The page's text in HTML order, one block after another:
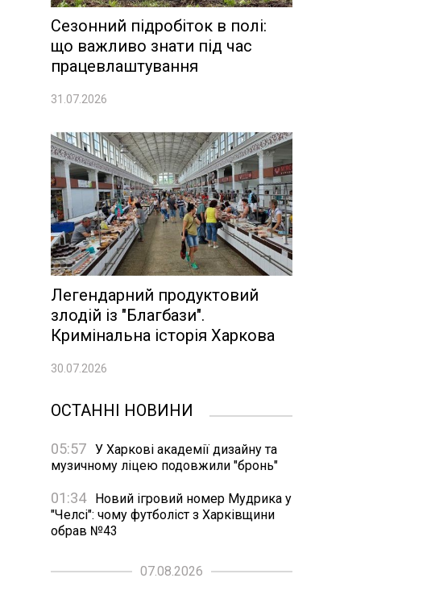
Сезонний підробіток в полі:
що важливо знати під час
працевлаштування
31.07.2026
Легендарний продуктовий
злодій із "Благбази".
Кримінальна історія Харкова
30.07.2026
ОСТАННІ НОВИНИ
05:57 У Харкові академії дизайну та
музичному ліцею подовжили "бронь"
01:34
Новий ігровий номер Мудрика у
"Челсі": чому футболіст з Харківщини
обрав №43
07.08.2026